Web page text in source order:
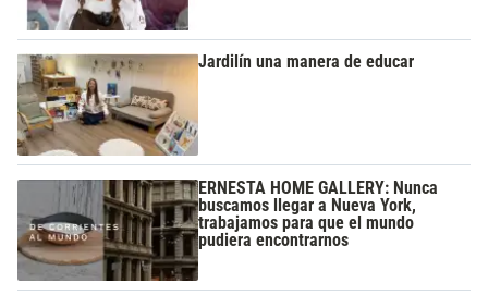
Jardilín una manera de educar
ERNESTA HOME GALLERY: Nunca
buscamos llegar a Nueva York,
trabajamos para que el mundo
pudiera encontrarnos